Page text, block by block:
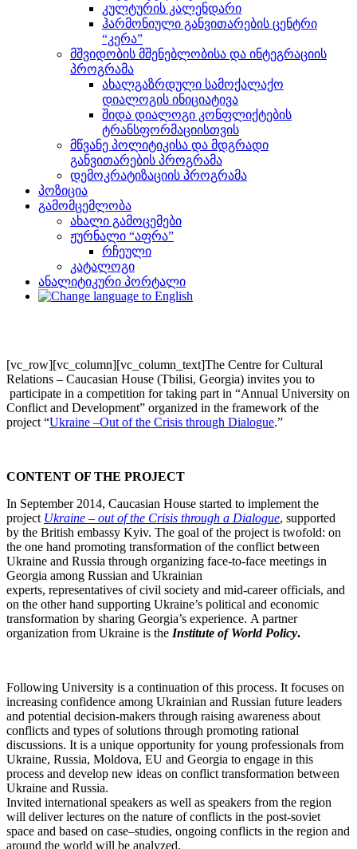
კულტურის კალენდარი
ჰარმონიული განვითარების ცენტრი
“კერა”
მშვიდობის მშენებლობისა და ინტეგრაციის
პროგრამა
ახალგაზრდული სამოქალაქო
დიალოგის ინიციატივა
შიდა დიალოგი კონფლიქტების
ტრანსფორმაციისთვის
მწვანე პოლიტიკისა და მდგრადი
განვითარების პროგრამა
დემოკრატიზაციის პროგრამა
პოზიცია
გამომცემლობა
ახალი გამოცემები
ჟურნალი “აფრა”
რჩეული
კატალოგი
ანალიტიკური პორტალი
[vc_row][vc_column][vc_column_text]The Centre for Cultural
Relations – Caucasian House (Tbilisi, Georgia) invites you to
participate in a competition for taking part in “Annual University on
Conflict and Development” organized in the framework of the
project “Ukraine –Out of the Crisis through Dialogue.”
CONTENT OF THE PROJECT
In September 2014, Caucasian House started to implement the
project Ukraine – out of the Crisis through a Dialogue, supported
by the British embassy Kyiv. The goal of the project is twofold: on
the one hand promoting transformation of the conflict between
Ukraine and Russia through organizing face-to-face meetings in
Georgia among Russian and Ukrainian
experts, representatives of civil society and mid-career officials, and
on the other hand supporting Ukraine’s political and economic
transformation by sharing Georgia’s experience. A partner
organization from Ukraine is the Institute of World Policy.
Following University is a continuation of this process. It focuses on
increasing confidence among Ukrainian and Russian future leaders
and potential decision-makers through raising awareness about
conflicts and types of solutions through promoting rational
discussions. It is a unique opportunity for young professionals from
Ukraine, Russia, Moldova, EU and Georgia to engage in this
process and develop new ideas on conflict transformation between
Ukraine and Russia.
Invited international speakers as well as speakers from the region
will deliver lectures on the nature of conflicts in the post-soviet
space and based on case–studies, ongoing conflicts in the region and
around the world will be analyzed.